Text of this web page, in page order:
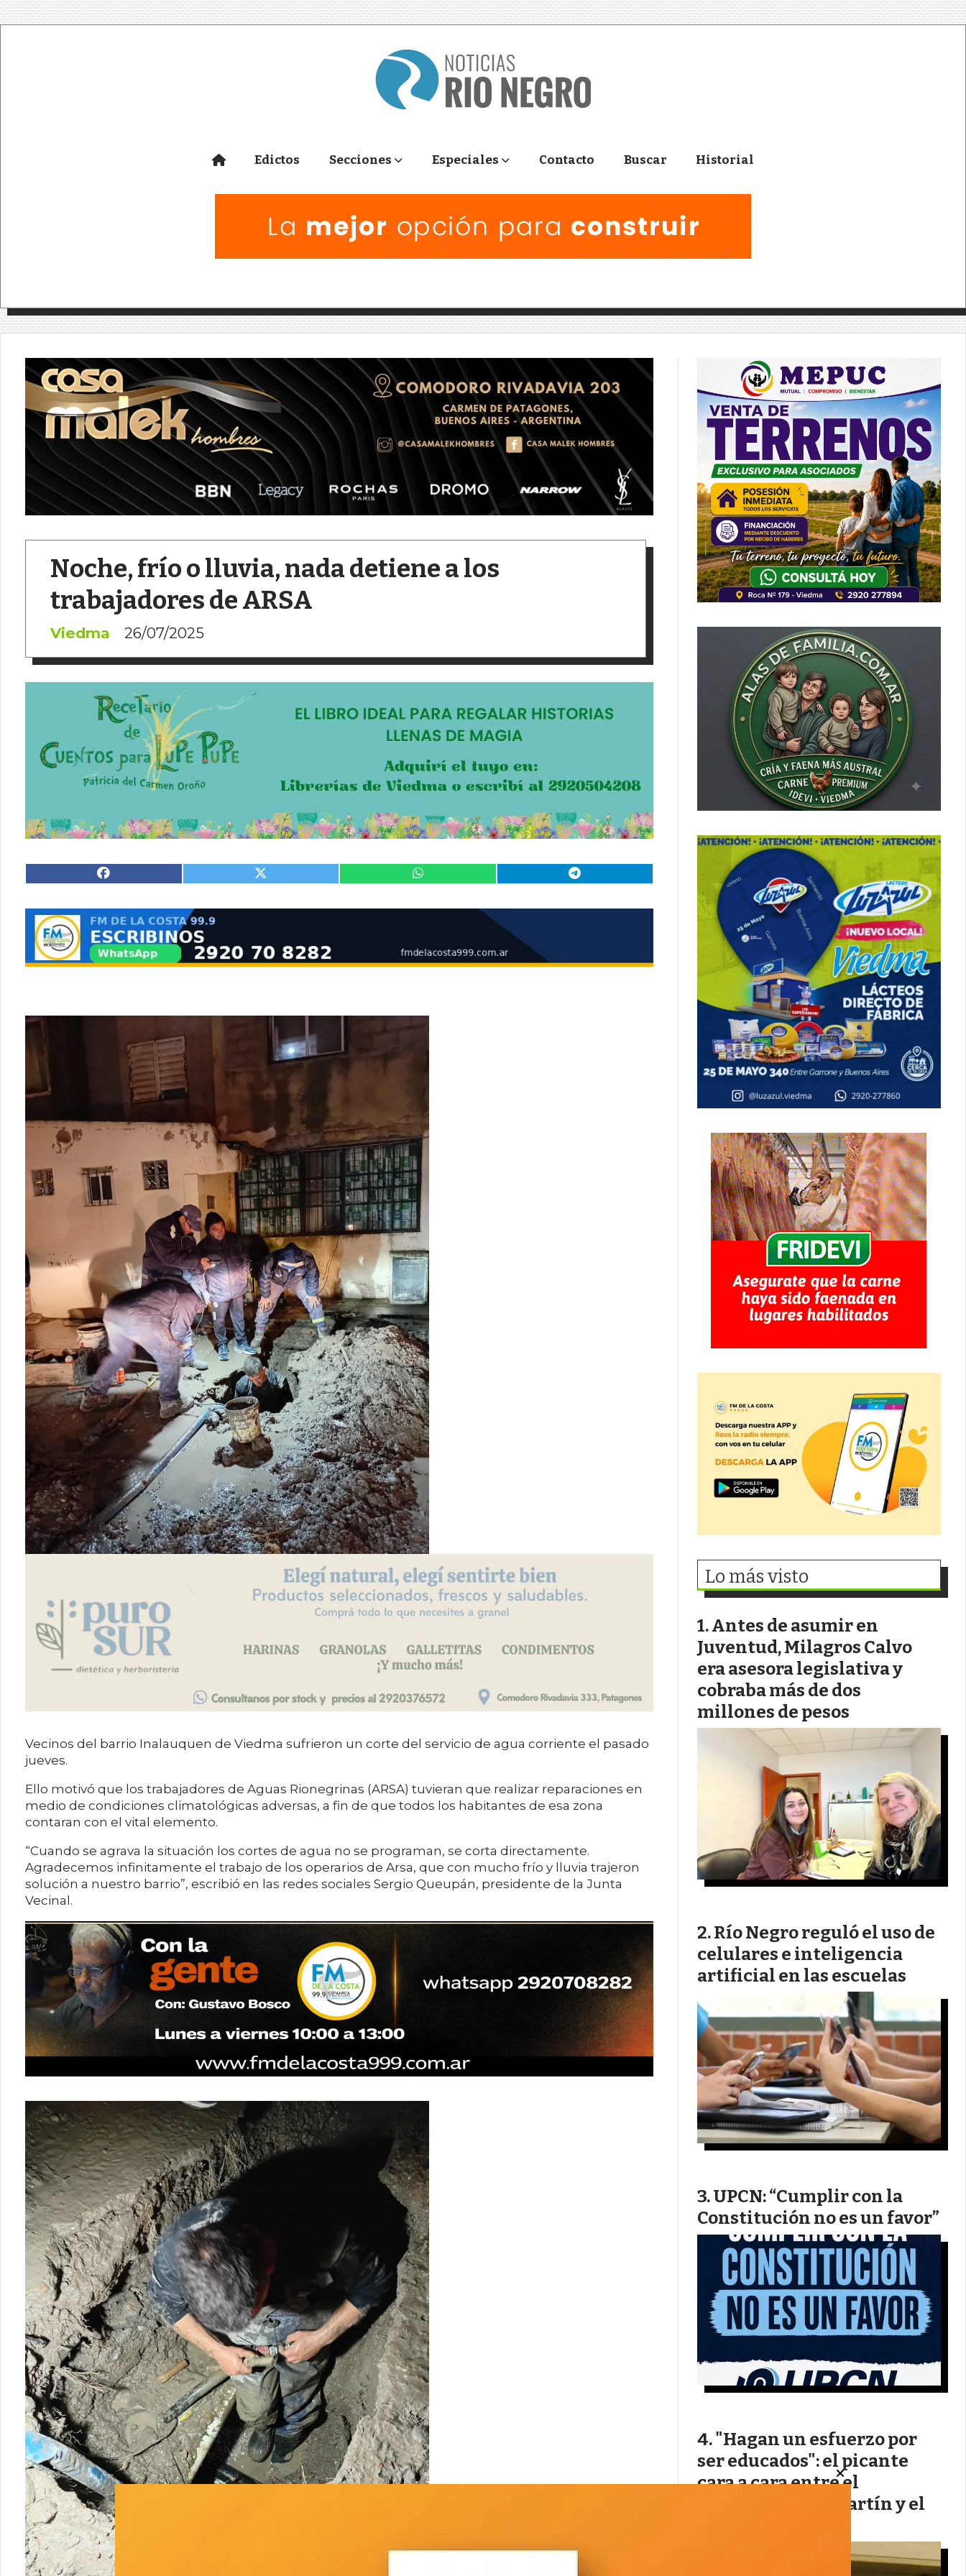
Edictos Secciones Especiales Contacto Buscar Historial
Noche, frío o lluvia, nada detiene a los
trabajadores de ARSA
Viedma 26/07/2025
Vecinos del barrio Inalauquen de Viedma sufrieron un corte del servicio de agua corriente el pasado
jueves.
Ello motivó que los trabajadores de Aguas Rionegrinas (ARSA) tuvieran que realizar reparaciones en
medio de condiciones climatológicas adversas, a fin de que todos los habitantes de esa zona
contaran con el vital elemento.
“Cuando se agrava la situación los cortes de agua no se programan, se corta directamente.
Agradecemos infinitamente el trabajo de los operarios de Arsa, que con mucho frío y lluvia trajeron
solución a nuestro barrio”, escribió en las redes sociales Sergio Queupán, presidente de la Junta
Vecinal.
Lo más visto
Antes de asumir en
Juventud, Milagros Calvo
era asesora legislativa y
cobraba más de dos
millones de pesos
Río Negro reguló el uso de
celulares e inteligencia
artificial en las escuelas
UPCN: “Cumplir con la
Constitución no es un favor”
"Hagan un esfuerzo por
ser educados": el picante
cara a cara entre el
legislador Juan Martín y el